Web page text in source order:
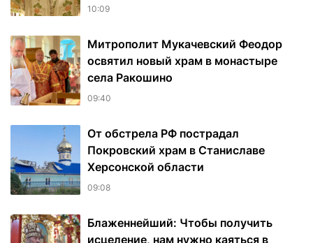
10:09
Митрополит Мукачевский Феодор
освятил новый храм в монастыре
села Ракошино
09:40
От обстрела РФ пострадал
Покровский храм в Станиславе
Херсонской области
09:08
Блаженнейший: Чтобы получить
исцеление, нам нужно каяться в